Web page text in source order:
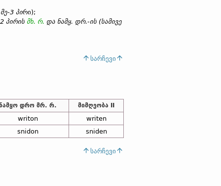
3 პირი);
პირის მხ. რ. და ნამყ. დრ.-ის (სამივე
სარჩევი
დრო მრ. რ.
მიმღეობა II
writon writen
snidon sniden
სარჩევი